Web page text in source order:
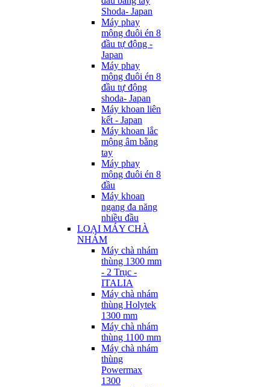
Shoda- Japan
Máy phay
mộng đuôi én 8
đầu tự động -
Japan
Máy phay
mộng đuôi én 8
đầu tự động
shoda- Japan
Máy khoan liên
kết - Japan
Máy khoan lắc
mộng âm bằng
tay
Máy phay
mộng đuôi én 8
đầu
Máy khoan
ngang đa năng
nhiều đầu
LOẠI MÁY CHÀ
NHÁM
Máy chà nhám
thùng 1300 mm
- 2 Trục -
ITALIA
Máy chà nhám
thùng Holytek
1300 mm
Máy chà nhám
thùng 1100 mm
Máy chà nhám
thùng
Powermax
1300